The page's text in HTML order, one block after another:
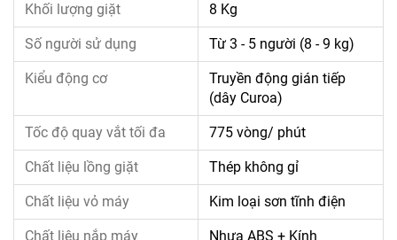
Khối lượng giặt 8 Kg
Số người sử dụng Từ 3 - 5 người (8 - 9 kg)
Kiểu động cơ
Truyền động gián tiếp
(dây Curoa)
Tốc độ quay vắt tối đa 775 vòng/ phút
Chất liệu lồng giặt Thép không gỉ
Chất liệu vỏ máy Kim loại sơn tĩnh điện
Chất liệu nắp máy Nhựa ABS + Kính